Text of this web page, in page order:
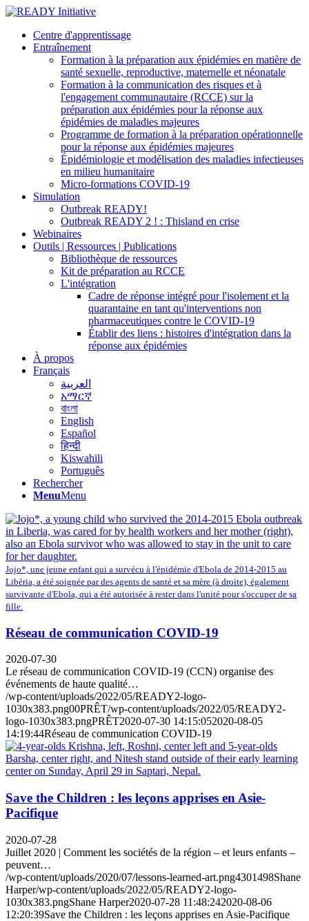
Centre d'apprentissage
Entraînement
Formation à la préparation aux épidémies en matière de
santé sexuelle, reproductive, maternelle et néonatale
Formation à la communication des risques et à
l'engagement communautaire (RCCE) sur la
préparation aux épidémies pour la réponse aux
épidémies de maladies majeures
Programme de formation à la préparation opérationnelle
pour la réponse aux épidémies majeures
Épidémiologie et modélisation des maladies infectieuses
en milieu humanitaire
Micro-formations COVID-19
Simulation
Outbreak READY!
Outbreak READY 2 ! : Thisland en crise
Webinaires
Outils | Ressources | Publications
Bibliothèque de ressources
Kit de préparation au RCCE
L'intégration
Cadre de réponse intégré pour l'isolement et la
quarantaine en tant qu'interventions non
pharmaceutiques contre le COVID-19
Établir des liens : histoires d'intégration dans la
réponse aux épidémies
À propos
Français
العربية
አማርኛ
বাংলা
English
Español
हिन्दी
Kiswahili
Português
Rechercher
MenuMenu
Jojo*, une jeune enfant qui a survécu à l'épidémie d'Ebola de 2014-2015 au
Libéria, a été soignée par des agents de santé et sa mère (à droite), également
survivante d'Ebola, qui a été autorisée à rester dans l'unité pour s'occuper de sa
fille.
Réseau de communication COVID-19
2020-07-30
Le réseau de communication COVID-19 (CCN) organise des
événements de haute qualité…
/wp-content/uploads/2022/05/READY2-logo-
1030x383.png00PRÊT/wp-content/uploads/2022/05/READY2-
logo-1030x383.pngPRÊT2020-07-30 14:15:052020-08-05
14:19:44Réseau de communication COVID-19
Save the Children : les leçons apprises en Asie-
Pacifique
2020-07-28
Juillet 2020 | Comment les sociétés de la région – et leurs enfants –
peuvent…
/wp-content/uploads/2020/07/lessons-learned-art.png4301498Shane
Harper/wp-content/uploads/2022/05/READY2-logo-
1030x383.pngShane Harper2020-07-28 11:48:242020-08-06
12:20:39Save the Children : les leçons apprises en Asie-Pacifique